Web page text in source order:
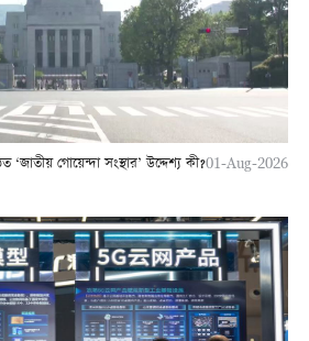
‘জাতীয় গোয়েন্দা সংস্থার’ উদ্দেশ্য কী?01-Aug-2026